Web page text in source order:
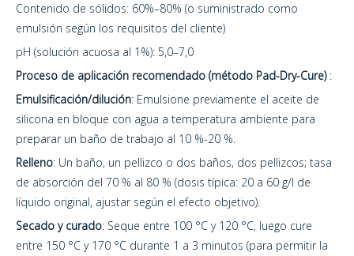
Contenido de sólidos: 60%–80% (o suministrado como
emulsión según los requisitos del cliente)
pH (solución acuosa al 1%): 5,0–7,0
Proceso de aplicación recomendado (método Pad-Dry-Cure):
Emulsificación/dilución: Emulsione previamente el aceite de
silicona en bloque con agua a temperatura ambiente para
preparar un baño de trabajo al 10 %-20 %.
Relleno: Un baño, un pellizco o dos baños, dos pellizcos; tasa
de absorción del 70 % al 80 % (dosis típica: 20 a 60 g/l de
líquido original, ajustar según el efecto objetivo).
Secado y curado: Seque entre 100 °C y 120 °C, luego cure
entre 150 °C y 170 °C durante 1 a 3 minutos (para permitir la